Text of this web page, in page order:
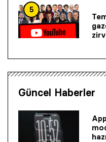
5
Güncel Haberler